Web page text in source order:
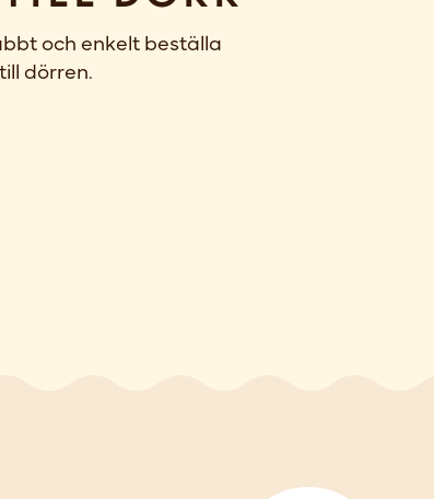
och enkelt beställa
dörren.